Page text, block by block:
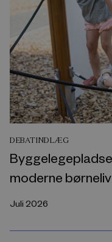
DEBATINDLÆG
moderne børneliv
Juli 2026